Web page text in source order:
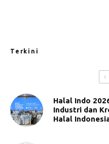
Terkini
Halal Indo
Industri dan
Halal